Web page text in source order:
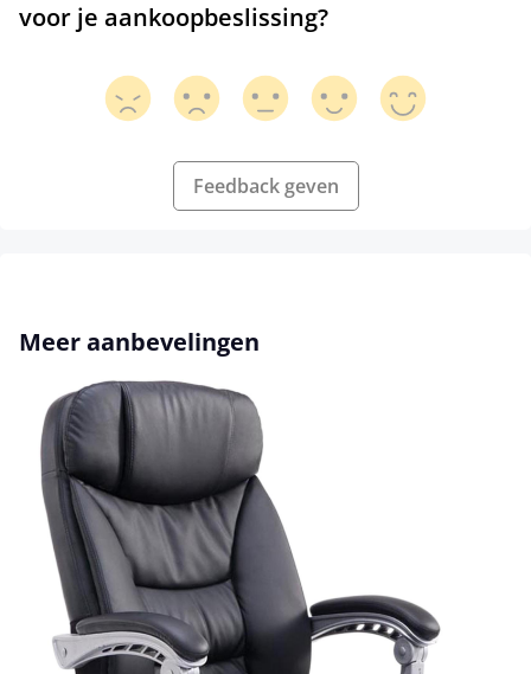
voor je aankoopbeslissing?
Feedback geven
Productgalerij overslaan
Meer aanbevelingen